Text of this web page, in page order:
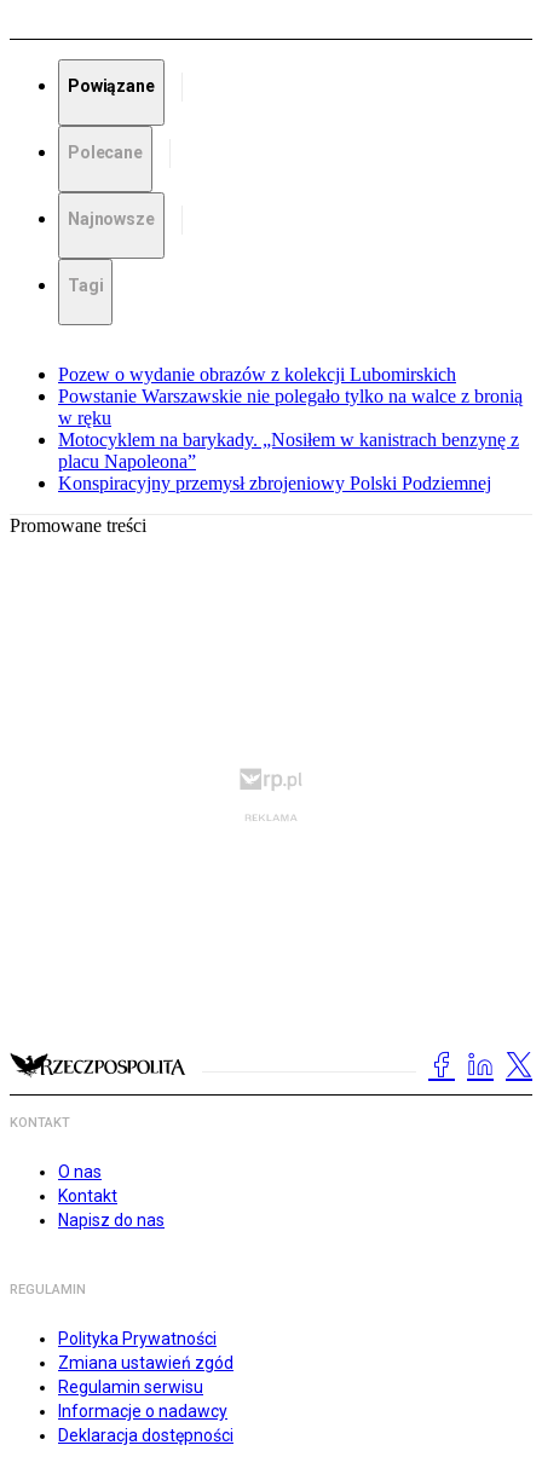
Powiązane
Polecane
Najnowsze
Tagi
Pozew o wydanie obrazów z kolekcji Lubomirskich
Powstanie Warszawskie nie polegało tylko na walce z bronią
w ręku
Motocyklem na barykady. „Nosiłem w kanistrach benzynę z
placu Napoleona”
Konspiracyjny przemysł zbrojeniowy Polski Podziemnej
Promowane treści
KONTAKT
O nas
Kontakt
Napisz do nas
REGULAMIN
Polityka Prywatności
Zmiana ustawień zgód
Regulamin serwisu
Informacje o nadawcy
Deklaracja dostępności